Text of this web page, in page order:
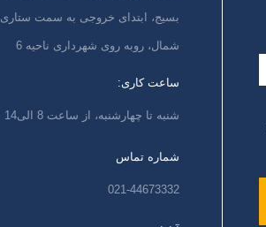
بسیج، ابتدای خروجی به سمت ستاری
شمال، روبه روی شهرداری ناحیه 6
ساعت کاری:
شنبه تا چهارشنبه، از ساعت 8 الی14
شماره تماس
021-44673332